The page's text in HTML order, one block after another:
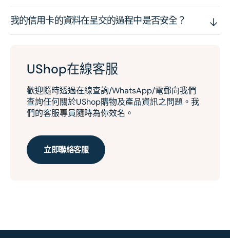
我的信用卡的資料在呈交的過程中是否安全？
UShop在線客服
歡迎隨時透過在線查詢/WhatsApp/電郵向我們
查詢任何關於UShop購物及產品資訊之問題。我
們的客服專員隨時為你效名。
立即聯絡客服